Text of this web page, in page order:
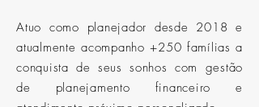
Atuo como planejador desde 2018 e
atualmente acompanho+250 famílias a
conquista de seus sonhos com gestão
de planejamento financeiro e